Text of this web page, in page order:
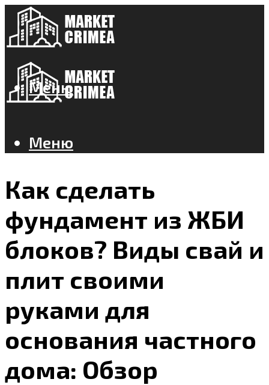
Меню
Меню
Как сделать
фундамент из ЖБИ
блоков? Виды свай и
плит своими
руками для
основания частного
дома: Обзор